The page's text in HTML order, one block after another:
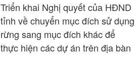
Triển khai Nghị quyết của HĐND
tỉnh về chuyển mục đích sử dụng
rừng sang mục đích khác để
thực hiện các dự án trên địa bàn